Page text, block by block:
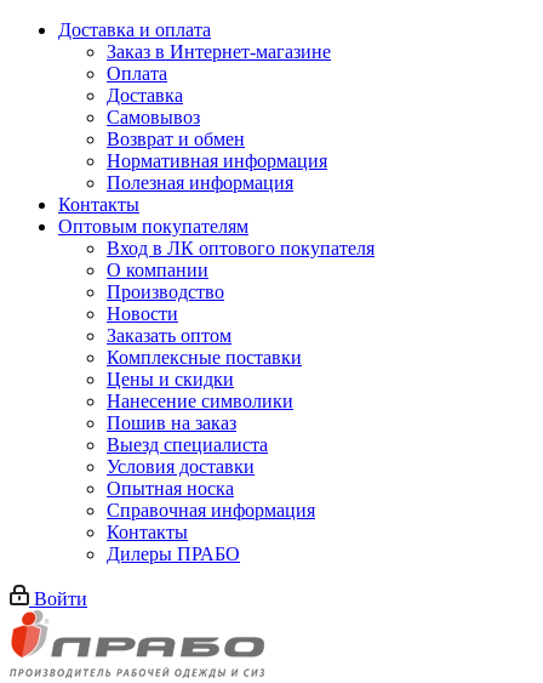
Доставка и оплата
Заказ в Интернет-магазине
Оплата
Доставка
Самовывоз
Возврат и обмен
Нормативная информация
Полезная информация
Контакты
Оптовым покупателям
Вход в ЛК оптового покупателя
О компании
Производство
Новости
Заказать оптом
Комплексные поставки
Цены и скидки
Нанесение символики
Пошив на заказ
Выезд специалиста
Условия доставки
Опытная носка
Справочная информация
Контакты
Дилеры ПРАБО
Войти